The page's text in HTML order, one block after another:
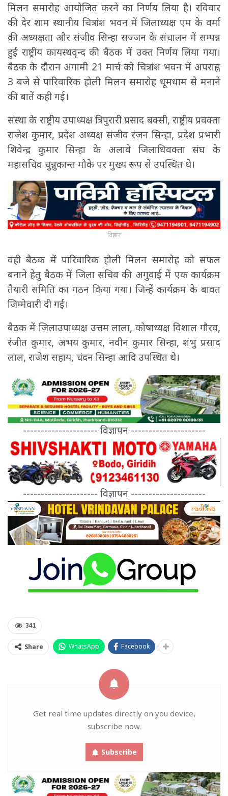
मिलन समारोह आयोजित करने का निर्णय लिया है। रविवार
की देर शाम स्थानीय चित्रांश भवन में जिलाध्यक्ष एम के वर्मा
की अध्यक्षता और संजीव सिन्हा सज्जन के संचालन में सम्पन्न
हुई राष्ट्रीय कायस्थवृन्द की बैठक में उक्त निर्णय लिया गया।
बैठक के दौरान अगामी 21 मार्च को चित्रांश भवन में अपराह्न
3 बजे से पारिवारिक होली मिलन समारोह धूमधाम से मनाने
की बातें कही गई।
संस्था के राष्ट्रीय उपाध्यक्ष त्रिपुरारी प्रसाद बक्सी, राष्ट्रीय प्रवक्ता
राजेश कुमार, प्रदेश अध्यक्ष संजीव रंजन सिन्हा, प्रदेश प्रभारी
शिवेन्द्र कुमार सिन्हा के अलावे जिलाधिवक्ता संघ के
महासचिव चुन्नुकान्त मौके पर मुख्य रूप से उपस्थित थे।
विज्ञापन
वंही बैठक में पारिवारिक होली मिलन समारोह को सफल
बनाने हेतु बैठक में जिला सचिव की अगुवाई में एक कार्यक्रम
तैयारी समिति का गठन किया गया। जिन्हें कार्यक्रम के बावत
जिम्मेवारी दी गई।
बैठक में जिलाउपाध्यक्ष उत्तम लाला, कोषाध्यक्ष विशाल गौरव,
रंजीत कुमार, अभय कुमार, नवीन कुमार सिन्हा, शंभु प्रसाद
लाल, राजेश सहाय, चंदन सिन्हा आदि उपस्थित थे।
--------------------- विज्ञापन ---------------------
--------------------- विज्ञापन ---------------------
341
Share WhatsApp Facebook
Get real time updates directly on you device,
subscribe now.
Subscribe